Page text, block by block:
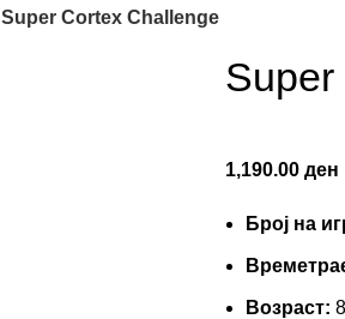
Super Cortex Challenge
1,190.00 ден
Број на
Вoзраст: